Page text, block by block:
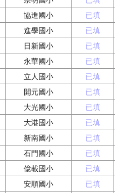
協進國小 已填
進學國小 已填
日新國小 已填
永華國小 已填
立人國小 已填
開元國小 已填
大光國小 已填
大港國小 已填
新南國小 已填
石門國小 已填
億載國小 已填
安順國小 已填